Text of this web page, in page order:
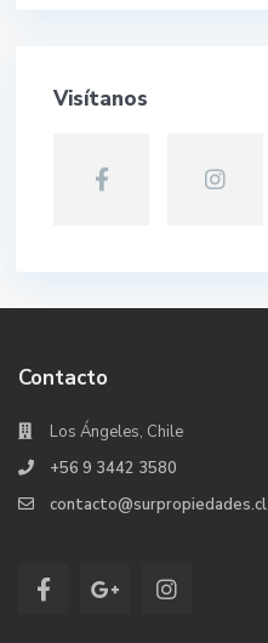
Visítanos
Contacto
Los Ángeles, Chile
+56 9 3442 3580
contacto@surpropiedades.cl